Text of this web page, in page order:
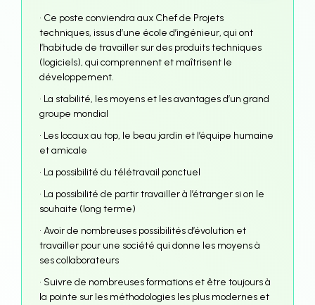
• Ce poste conviendra aux Chef de Projets
techniques, issus d’une école d’ingénieur, qui ont
l’habitude de travailler sur des produits techniques
(logiciels), qui comprennent et maîtrisent le
développement.
• La stabilité, les moyens et les avantages d’un grand
groupe mondial
• Les locaux au top, le beau jardin et l’équipe humaine
et amicale
• La possibilité du télétravail ponctuel
• La possibilité de partir travailler à l’étranger si on le
souhaite (long terme)
• Avoir de nombreuses possibilités d’évolution et
travailler pour une société qui donne les moyens à
ses collaborateurs
• Suivre de nombreuses formations et être toujours à
la pointe sur les méthodologies les plus modernes et